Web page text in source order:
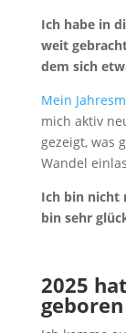
Ich habe in
weit
dem sich
Mein
mich aktiv
gezeigt, was
Wandel
Ich bin nicht
bin sehr
2025
geboren